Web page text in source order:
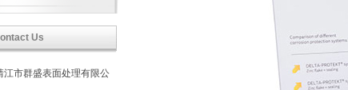
Us
江市群盛表面处理有限公